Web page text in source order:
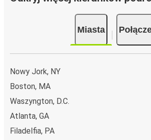
Miasta
Nowy Jork, NY
Boston, MA
Waszyngton, D.C.
Atlanta, GA
Filadelfia, PA